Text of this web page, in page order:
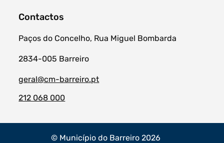
Contactos
Paços do Concelho, Rua Miguel Bombarda
2834-005 Barreiro
geral@cm-barreiro.pt
212 068 000
© Município do Barreiro 2026